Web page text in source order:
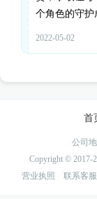
个角色的守护
2022-05-02
首
公司
Copyright ©
营业执照
联系客服